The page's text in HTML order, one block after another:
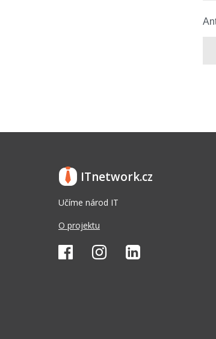
ITnetwork.cz
Učíme národ IT
O projektu